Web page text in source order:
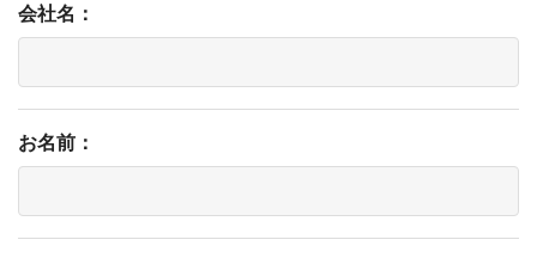
会社名：
お名前：